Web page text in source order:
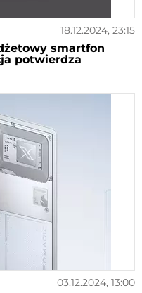
18.12.2024, 23:15
smartfon
potwierdza
03.12.2024, 13:00